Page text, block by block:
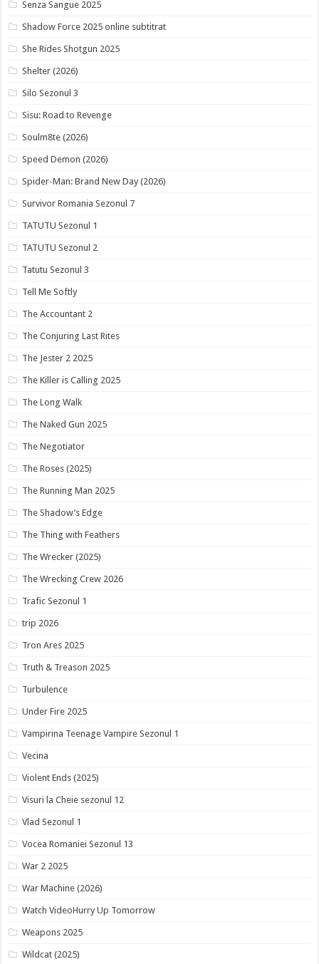
Senza Sangue 2025
Shadow Force 2025 online subtitrat
She Rides Shotgun 2025
Shelter (2026)
Silo Sezonul 3
Sisu: Road to Revenge
Soulm8te (2026)
Speed Demon (2026)
Spider-Man: Brand New Day (2026)
Survivor Romania Sezonul 7
TATUTU Sezonul 1
TATUTU Sezonul 2
Tatutu Sezonul 3
Tell Me Softly
The Accountant 2
The Conjuring Last Rites
The Jester 2 2025
The Killer is Calling 2025
The Long Walk
The Naked Gun 2025
The Negotiator
The Roses (2025)
The Running Man 2025
The Shadow’s Edge
The Thing with Feathers
The Wrecker (2025)
The Wrecking Crew 2026
Trafic Sezonul 1
trip 2026
Tron Ares 2025
Truth & Treason 2025
Turbulence
Under Fire 2025
Vampirina Teenage Vampire Sezonul 1
Vecina
Violent Ends (2025)
Visuri la Cheie sezonul 12
Vlad Sezonul 1
Vocea Romaniei Sezonul 13
War 2 2025
War Machine (2026)
Watch VideoHurry Up Tomorrow
Weapons 2025
Wildcat (2025)